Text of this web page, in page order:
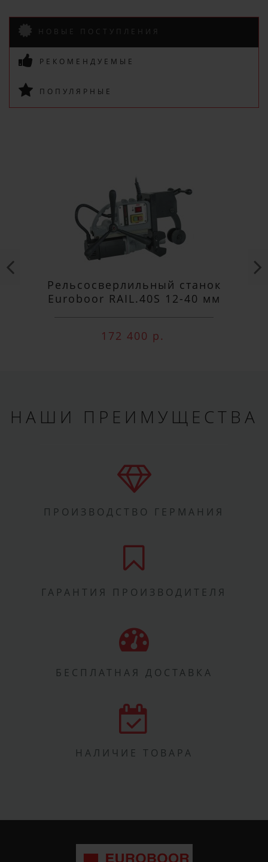
ПОДПИСАТЬСЯ
НОВЫЕ ПОСТУПЛЕНИЯ
РЕКОМЕНДУЕМЫЕ
ПОПУЛЯРНЫЕ
Рельсосверлильный станок
Euroboor RAIL.40S 12-40 мм
172 400 р.
НАШИ ПРЕИМУЩЕСТВА
ПРОИЗВОДСТВО ГЕРМАНИЯ
ГАРАНТИЯ ПРОИЗВОДИТЕЛЯ
БЕСПЛАТНАЯ ДОСТАВКА
НАЛИЧИЕ ТОВАРА